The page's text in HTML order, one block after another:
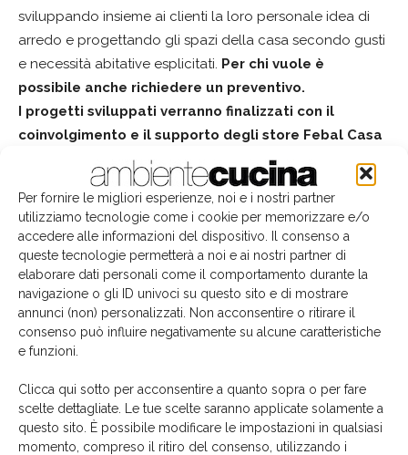
Per fornire le migliori esperienze, noi e i nostri partner
utilizziamo tecnologie come i cookie per memorizzare e/o
accedere alle informazioni del dispositivo. Il consenso a
queste tecnologie permetterà a noi e ai nostri partner di
elaborare dati personali come il comportamento durante la
navigazione o gli ID univoci su questo sito e di mostrare
annunci (non) personalizzati. Non acconsentire o ritirare il
consenso può influire negativamente su alcune caratteristiche
e funzioni.
Clicca qui sotto per acconsentire a quanto sopra o per fare
scelte dettagliate. Le tue scelte saranno applicate solamente a
questo sito. È possibile modificare le impostazioni in qualsiasi
momento, compreso il ritiro del consenso, utilizzando i
sviluppando insieme ai clienti la loro personale idea di
arredo e progettando gli spazi della casa secondo gusti
e necessità abitative esplicitati. Per chi vuole è
possibile anche richiedere un preventivo.
I progetti sviluppati verranno finalizzati con il
coinvolgimento e il supporto degli store Febal Casa
più vicini al cliente e conclusi appena sarà possibile
riprendere le attività.
Ilservizio è attivo tutti i giorni dalle 9:00 alle 19:00
non richiede l’installazione di programmi o app
specifiche.